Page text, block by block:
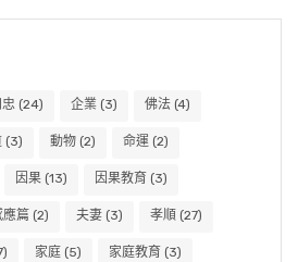
(24) 企業 (3) 佛法 (4)
(3) 動物 (2) 命運 (2)
因果 (13) 因果教育 (3)
應篇 (2) 夫妻 (3) 孝順 (27)
家庭 (5) 家庭教育 (3)